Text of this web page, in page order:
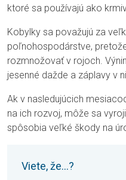
ktoré sa používajú ako
Kobylky sa považujú za
poľnohospodárstve,
rozmnožovať v rojoch.
jesenné dažde a záplavy v
Ak v nasledujúcich
na ich rozvoj, môže sa
spôsobia veľké škody na
Viete, že...?